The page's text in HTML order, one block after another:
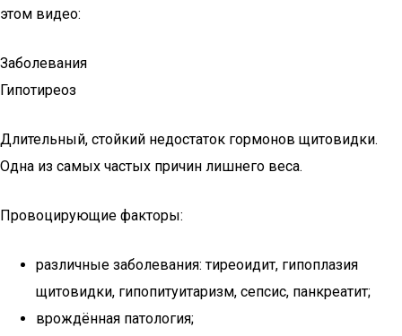
этом видео:
Заболевания
Гипотиреоз
Длительный, стойкий недостаток гормонов щитовидки.
Одна из самых частых причин лишнего веса.
Провоцирующие факторы:
различные заболевания: тиреоидит, гипоплазия
щитовидки, гипопитуитаризм, сепсис, панкреатит;
врождённая патология;